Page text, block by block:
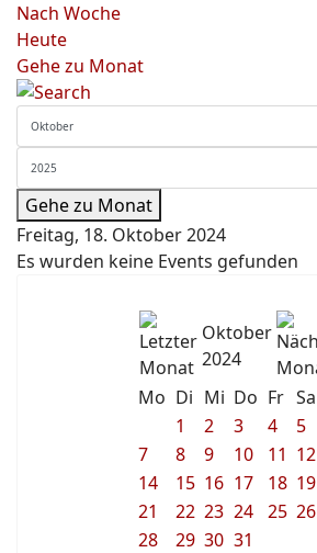
Nach Woche
Heute
Gehe zu Monat
Gehe zu Monat
Freitag, 18. Oktober 2024
Es wurden keine Events gefunden
Oktober
2024
Mo Di Mi Do Fr Sa
1
2 3 4 5
7
8 9 10 11 12
14
15 16 17 18 19
21
22 23 24 25 26
28
29 30 31